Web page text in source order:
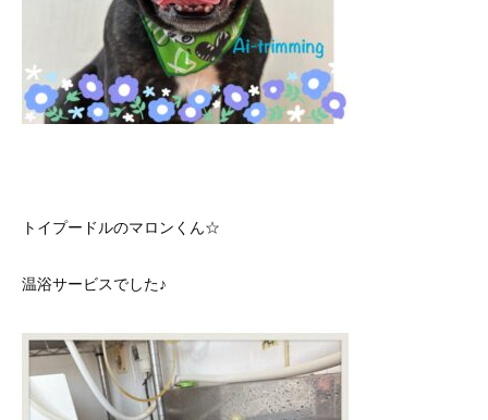
トイプードルのマロンくん☆
温浴サービスでした♪